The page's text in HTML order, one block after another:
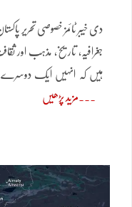
دی خیبر ٹائمز خصوصی تحریر
جغرافیہ، تاریخ، مذہب
ہیں کہ انہیں ایک دوسرے
مزید پڑھیں